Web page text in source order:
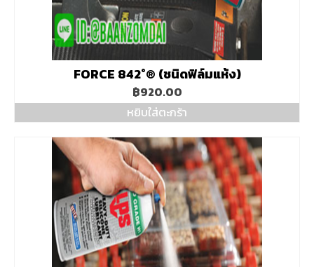
FORCE 842°® (ชนิดฟิล์มแห้ง)
฿920.00
หยิบใส่ตะกร้า